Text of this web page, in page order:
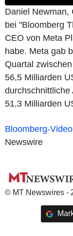
Daniel Newman,
bei "Bloomberg
CEO von Meta
habe. Meta gab
Quartal
56,5 Milliarden
durchschnittliche
51,3 Milliarden
Bloomberg-
Newswire
© MT Newswires -